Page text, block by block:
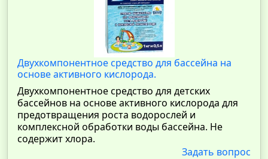
Двухкомпонентное средство для бассейна на
основе активного кислорода.
Двухкомпонентное средство для детских
бассейнов на основе активного кислорода для
предотвращения роста водорослей и
комплексной обработки воды бассейна. Не
содержит хлора.
Задать вопрос